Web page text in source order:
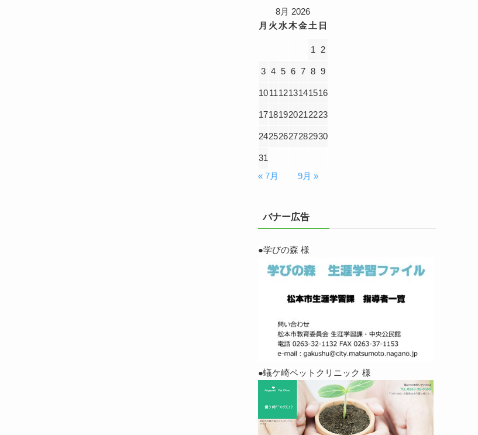
8月 2026
月 火 水木金土 日
1 2
3 4 5 6 7 8 9
10111213141516
17181920212223
24252627282930
31
« 7月
9月 »
バナー広告
●学びの森 様
●蟻ケ崎ペットクリニック 様